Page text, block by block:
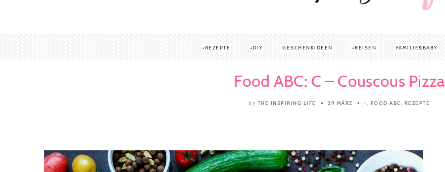
REZEPTE DIY GESCHENKIDEEN REISEN FAMILIE&BABY
Food ABC: C – Couscous Pizza
by THE INSPIRING LIFE 29 MÄRZ -, FOOD ABC, REZEPTE